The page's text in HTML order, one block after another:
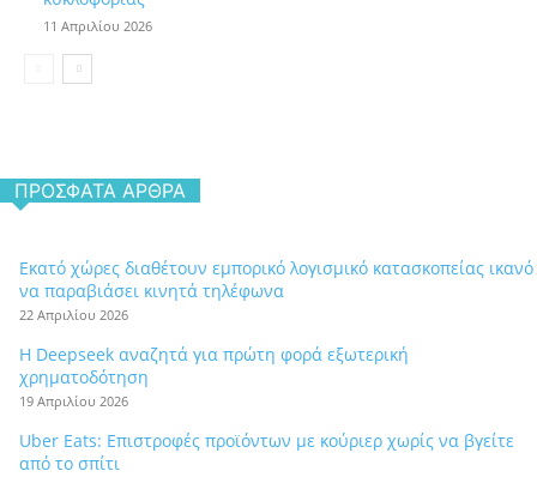
11 Απριλίου 2026
ΠΡΌΣΦΑΤΑ ΆΡΘΡΑ
Εκατό χώρες διαθέτουν εμπορικό λογισμικό κατασκοπείας ικανό
να παραβιάσει κινητά τηλέφωνα
22 Απριλίου 2026
Η Deepseek αναζητά για πρώτη φορά εξωτερική
χρηματοδότηση
19 Απριλίου 2026
Uber Eats: Επιστροφές προϊόντων με κούριερ χωρίς να βγείτε
από το σπίτι